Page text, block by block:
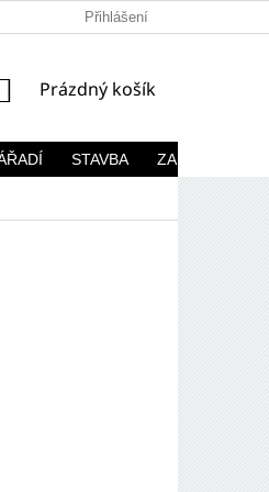
Přihlášení
NÁKUPNÍ
Prázdný košík
STAVBA ZAHRADA